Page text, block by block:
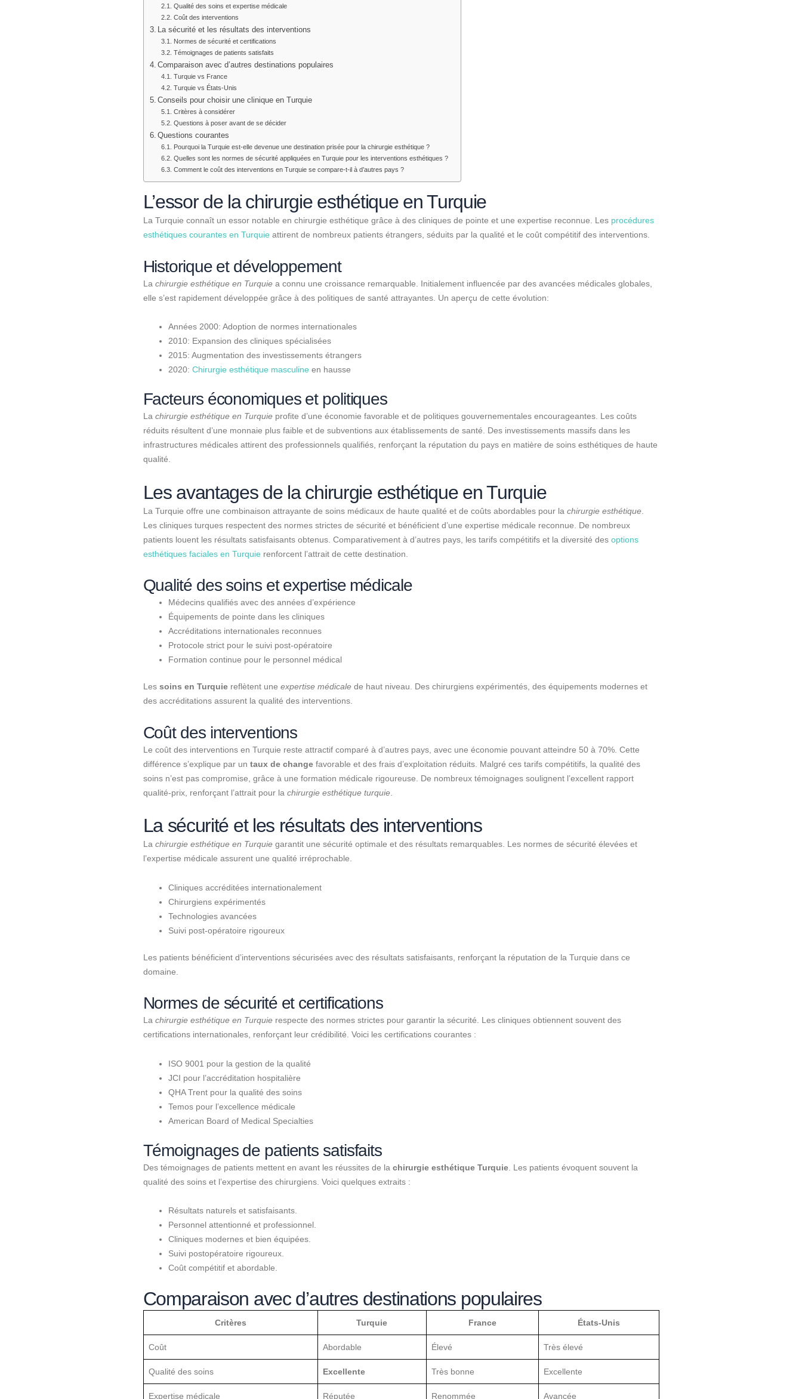
Qualité des soins et expertise médicale
Coût des interventions
La sécurité et les résultats des interventions
Normes de sécurité et certifications
Témoignages de patients satisfaits
Comparaison avec d’autres destinations populaires
Turquie vs France
Turquie vs États-Unis
Conseils pour choisir une clinique en Turquie
Critères à considérer
Questions à poser avant de se décider
Questions courantes
Pourquoi la Turquie est-elle devenue une destination prisée pour la chirurgie esthétique ?
Quelles sont les normes de sécurité appliquées en Turquie pour les interventions esthétiques ?
Comment le coût des interventions en Turquie se compare-t-il à d’autres pays ?
L’essor de la chirurgie esthétique en Turquie
La Turquie connaît un essor notable en chirurgie esthétique grâce à des cliniques de pointe et une expertise reconnue. Les procédures
esthétiques courantes en Turquieattirent de nombreux patients étrangers, séduits par la qualité et le coût compétitif des interventions.
Historique et développement
La chirurgie esthétique en Turquiea connu une croissance remarquable. Initialement influencée par des avancées médicales globales,
elle s’est rapidement développée grâce à des politiques de santé attrayantes. Un aperçu de cette évolution:
Années 2000: Adoption de normes internationales
2010: Expansion des cliniques spécialisées
2015: Augmentation des investissements étrangers
2020: Chirurgie esthétique masculineen hausse
Facteurs économiques et politiques
La chirurgie esthétique en Turquieprofite d’une économie favorable et de politiques gouvernementales encourageantes. Les coûts
réduits résultent d’une monnaie plus faible et de subventions aux établissements de santé. Des investissements massifs dans les
infrastructures médicales attirent des professionnels qualifiés, renforçant la réputation du pays en matière de soins esthétiques de haute
qualité.
Les avantages de la chirurgie esthétique en Turquie
La Turquie offre une combinaison attrayante de soins médicaux de haute qualité et de coûts abordables pour la chirurgie esthétique.
Les cliniques turques respectent des normes strictes de sécurité et bénéficient d’une expertise médicale reconnue. De nombreux
patients louent les résultats satisfaisants obtenus. Comparativement à d’autres pays, les tarifs compétitifs et la diversité des options
esthétiques faciales en Turquierenforcent l’attrait de cette destination.
Qualité des soins et expertise médicale
Médecins qualifiés avec des années d’expérience
Équipements de pointe dans les cliniques
Accréditations internationales reconnues
Protocole strict pour le suivi post-opératoire
Formation continue pour le personnel médical
Les soins en Turquiereflètent une expertise médicalede haut niveau. Des chirurgiens expérimentés, des équipements modernes et
des accréditations assurent la qualité des interventions.
Coût des interventions
Le coût des interventions en Turquie reste attractif comparé à d’autres pays, avec une économie pouvant atteindre 50 à 70%. Cette
différence s’explique par un taux de changefavorable et des frais d’exploitation réduits. Malgré ces tarifs compétitifs, la qualité des
soins n’est pas compromise, grâce à une formation médicale rigoureuse. De nombreux témoignages soulignent l’excellent rapport
qualité-prix, renforçant l’attrait pour la chirurgie esthétique turquie.
La sécurité et les résultats des interventions
La chirurgie esthétique en Turquiegarantit une sécurité optimale et des résultats remarquables. Les normes de sécurité élevées et
l’expertise médicale assurent une qualité irréprochable.
Cliniques accréditées internationalement
Chirurgiens expérimentés
Technologies avancées
Suivi post-opératoire rigoureux
Les patients bénéficient d’interventions sécurisées avec des résultats satisfaisants, renforçant la réputation de la Turquie dans ce
domaine.
Normes de sécurité et certifications
La chirurgie esthétique en Turquierespecte des normes strictes pour garantir la sécurité. Les cliniques obtiennent souvent des
certifications internationales, renforçant leur crédibilité. Voici les certifications courantes :
ISO 9001 pour la gestion de la qualité
JCI pour l’accréditation hospitalière
QHA Trent pour la qualité des soins
Temos pour l’excellence médicale
American Board of Medical Specialties
Témoignages de patients satisfaits
Des témoignages de patients mettent en avant les réussites de la chirurgie esthétique Turquie. Les patients évoquent souvent la
qualité des soins et l’expertise des chirurgiens. Voici quelques extraits :
Résultats naturels et satisfaisants.
Personnel attentionné et professionnel.
Cliniques modernes et bien équipées.
Suivi postopératoire rigoureux.
Coût compétitif et abordable.
Comparaison avec d’autres destinations populaires
Critères Turquie France États-Unis
Coût Abordable Élevé Très élevé
Qualité des soins Excellente Très bonne Excellente
Expertise médicale Réputée Renommée Avancée